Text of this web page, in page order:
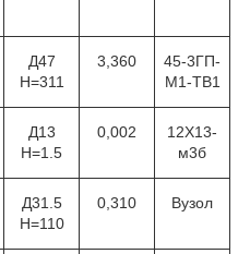
Д47
Н=311
3,360
45-3ГП-
М1-ТВ1
Д13
Н=1.5
0,002
12Х13-
м3б
Д31.5
Н=110
0,310 Вузол